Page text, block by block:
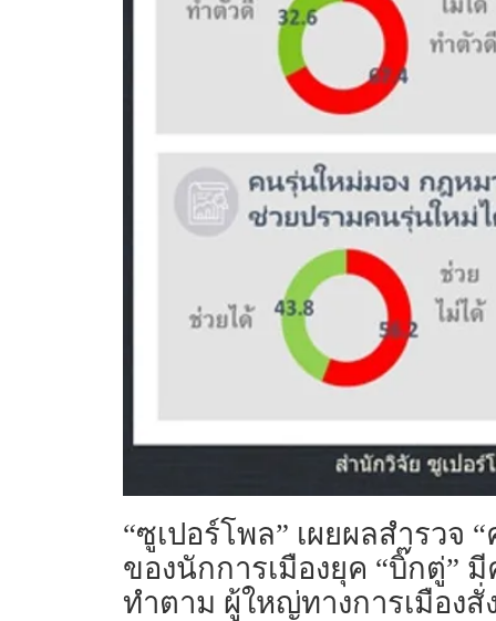
“ซูเปอร์โพล” เผยผลสำรวจ
ของนักการเมืองยุค “บิ๊กตู่”
ทำตาม ผู้ใหญ่ทางการเมืองสั่